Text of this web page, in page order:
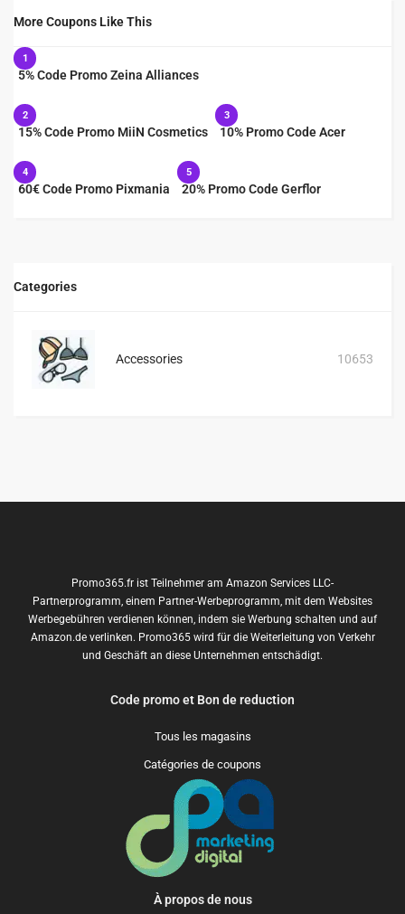
More Coupons Like This
1
5% Code Promo Zeina Alliances
2
15% Code Promo MiiN Cosmetics
3
10% Promo Code Acer
4
60€ Code Promo Pixmania
5
20% Promo Code Gerflor
Categories
Accessories 10653
Promo365.fr ist Teilnehmer am Amazon Services LLC-
Partnerprogramm, einem Partner-Werbeprogramm, mit dem Websites
Werbegebühren verdienen können, indem sie Werbung schalten und auf
Amazon.de verlinken. Promo365 wird für die Weiterleitung von Verkehr
und Geschäft an diese Unternehmen entschädigt.
Code promo et Bon de reduction
Tous les magasins
Catégories de coupons
À propos de nous